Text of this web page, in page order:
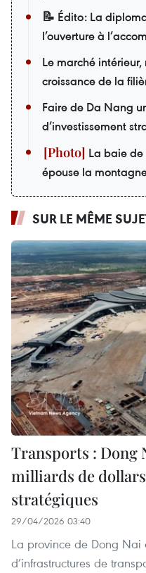
📝 Édito: La
l’ouverture à
Le marché
croissance de la
Faire de Da Nang
d’investissement
La baie
épouse la
SUR LE MÊME
Transports : Dong
milliards de
stratégiques
29/04/2026 03:40
La province de Dong Nai
d’infrastructures de